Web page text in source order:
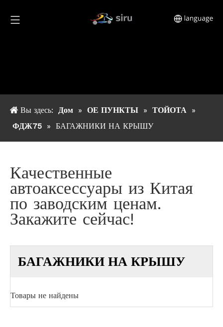
Вы здесь: Дом » ОЕ ПУНКТЫ » ТОЙОТА »
ФДЖ75 » БАГАЖНИКИ НА КРЫШУ
Качественные
автоаксессуары из Китая
по заводским ценам.
Закажите сейчас!
БАГАЖНИКИ НА КРЫШУ
Товары не найдены